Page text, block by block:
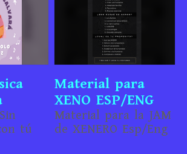
tú
Material para
XENO ESP/ENG
Material para la JAM
de XENERO Esp/Eng